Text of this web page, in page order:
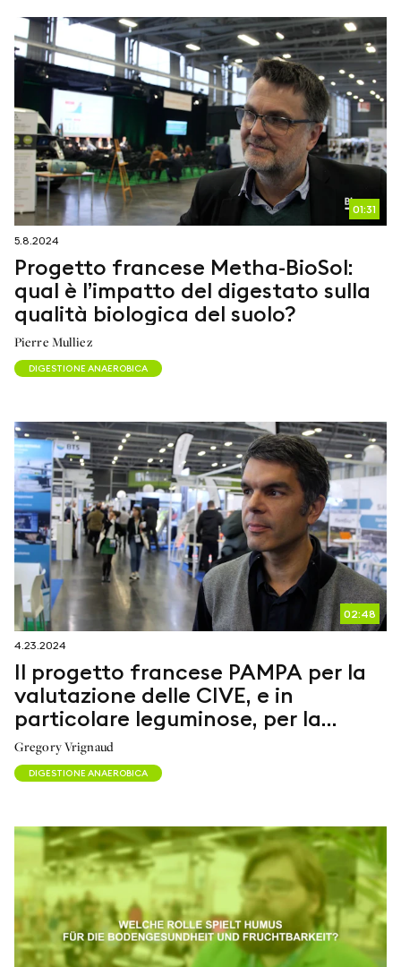
01:31
5.8.2024
Progetto francese Metha-BioSol:
qual è l’impatto del digestato sulla
qualità biologica del suolo?
Pierre Mulliez
DIGESTIONE ANAEROBICA
02:48
4.23.2024
Il progetto francese PAMPA per la
valutazione delle CIVE, e in
particolare leguminose, per la
digestione anaerobica
Gregory Vrignaud
DIGESTIONE ANAEROBICA